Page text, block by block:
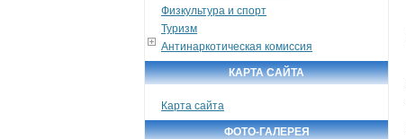
Физкультура и спорт
Туризм
Антинаркотическая комиссия
КАРТА САЙТА
Карта сайта
ФОТО-ГАЛЕРЕЯ